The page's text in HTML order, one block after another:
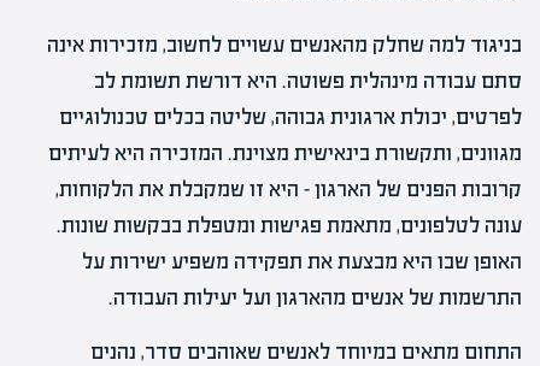
בניגוד למה שחלק מהאנשים עשויים לחשוב, מזכירות אינה
סתם עבודה מינהלית פשוטה. היא דורשת תשומת לב
לפרטים, יכולת ארגונית גבוהה, שליטה בכלים טכנולוגיים
מגוונים, ותקשורת בינאישית מצוינת. המזכירה היא לעיתים
קרובות הפנים של הארגון – היא זו שמקבלת את הלקוחות,
עונה לטלפונים, מתאמת פגישות ומטפלת בבקשות שונות.
האופן שבו היא מבצעת את תפקידה משפיע ישירות על
התרשמות של אנשים מהארגון ועל יעילות העבודה.
התחום מתאים במיוחד לאנשים שאוהבים סדר, נהנים